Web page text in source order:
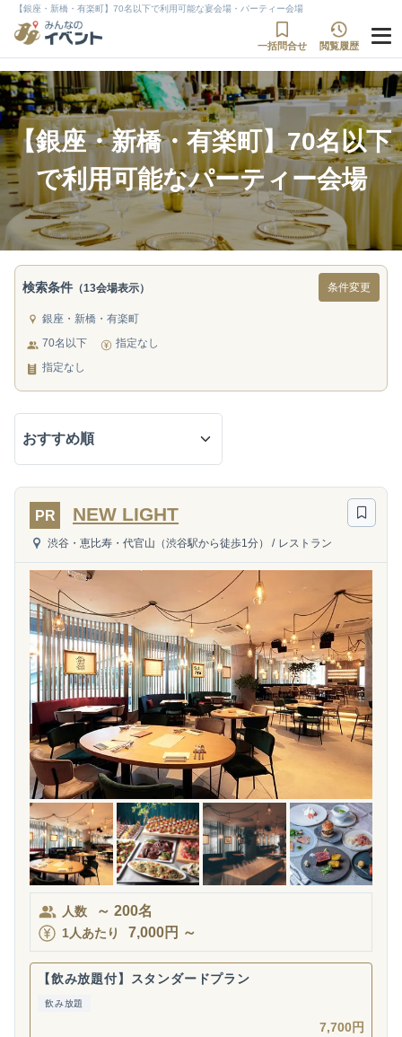
【銀座・新橋・有楽町】70名以下で利用可能な宴会場・パーティー会場
一括問合せ 閲覧履歴
【銀座・新橋・有楽町】70名以下
で利用可能なパーティー会場
検索条件 （13会場表示） 条件変更
銀座・新橋・有楽町
70名以下
指定なし
指定なし
PR NEW LIGHT
渋谷・恵比寿・代官山（渋谷駅から徒歩1分） / レストラン
人数 ～ 200名
1人あたり 7,000円 ～
【飲み放題付】スタンダードプラン
飲み放題
7,700円